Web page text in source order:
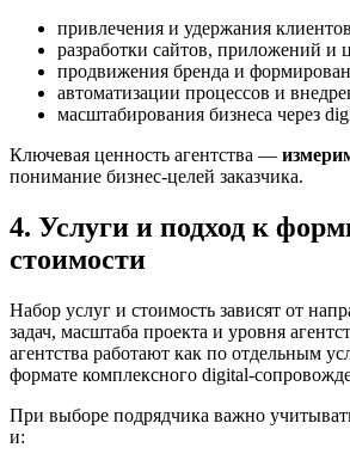
привлечения и удержания
разработки сайтов, приложений и
продвижения бренда и
автоматизации процессов и
масштабирования бизнеса через
Ключевая ценность агентства —
понимание бизнес-целей заказчика.
4. Услуги и подход к
стоимости
Набор услуг и стоимость зависят от
задач, масштаба проекта и уровня
агентства работают как по отдельным
формате комплексного digital-
При выборе подрядчика важно
и: